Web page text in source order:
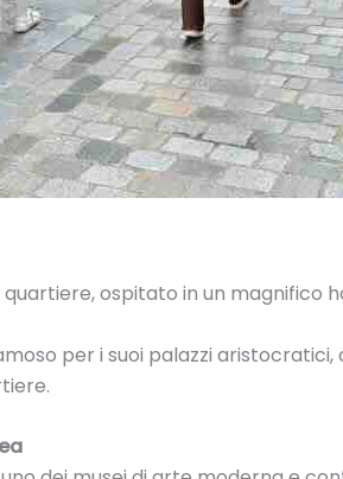
ospitato in un magnifico
per i suoi palazzi aristocratici,